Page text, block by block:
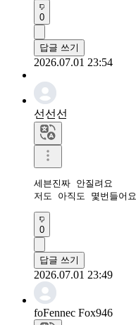
0
답글 쓰기
2026.07.01 23:54
선선선
세븐진짜 안질려요
저도 아직도 몇번들어요
0
답글 쓰기
2026.07.01 23:49
foFennec Fox946